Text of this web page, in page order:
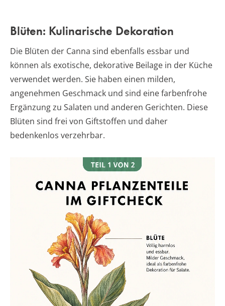
Blüten: Kulinarische Dekoration
Die Blüten der Canna sind ebenfalls essbar und
können als exotische, dekorative Beilage in der Küche
verwendet werden. Sie haben einen milden,
angenehmen Geschmack und sind eine farbenfrohe
Ergänzung zu Salaten und anderen Gerichten. Diese
Blüten sind frei von Giftstoffen und daher
bedenkenlos verzehrbar.